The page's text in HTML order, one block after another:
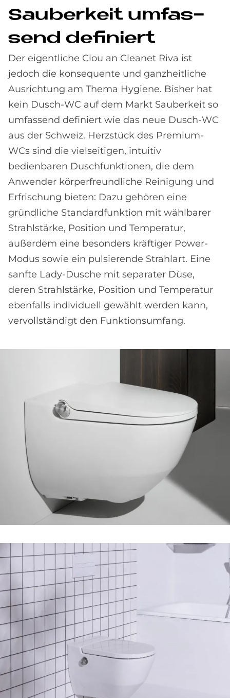
Sau­ber­keit um­fas­
send de­fi­niert
Der eigentliche Clou an Cleanet Riva ist
jedoch die konsequente und ganzheitliche
Ausrichtung am Thema Hygiene. Bisher hat
kein Dusch-WC auf dem Markt Sauberkeit so
umfassend definiert wie das neue Dusch-WC
aus der Schweiz. Herzstück des Premium-
WCs sind die vielseitigen, intuitiv
bedienbaren Duschfunktionen, die dem
Anwender körperfreundliche Reinigung und
Erfrischung bieten: Dazu gehören eine
gründliche Standardfunktion mit wählbarer
Strahlstärke, Position und Temperatur,
außerdem eine besonders kräftiger Power-
Modus sowie ein pulsierende Strahlart. Eine
sanfte Lady-Dusche mit separater Düse,
deren Strahlstärke, Position und Temperatur
ebenfalls individuell gewählt werden kann,
vervollständigt den Funktionsumfang.